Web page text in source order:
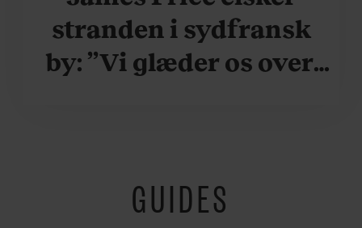
stranden i sydfransk
by: ”Vi glæder os over,
fredeligt”
GUIDES